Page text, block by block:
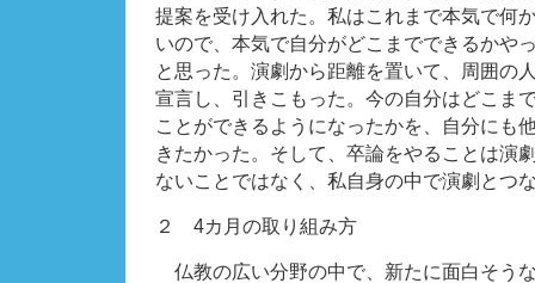
提案を受け入れた。私はこれまで本気で何
いので、本気で自分がどこまでできるかや
と思った。演劇から距離を置いて、周囲の
宣言し、引きこもった。今の自分はどこま
ことができるようになったかを、自分にも
きたかった。そして、卒論をやることは演
ないことではなく、私自身の中で演劇とつ
２ 4カ月の取り組み方
仏教の広い分野の中で、新たに面白そう